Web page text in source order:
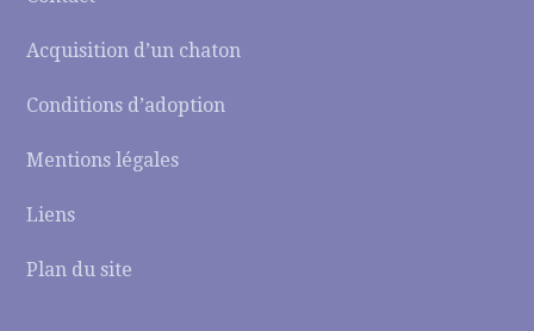
Acquisition d’un chaton
Conditions d’adoption
Mentions légales
Liens
Plan du site